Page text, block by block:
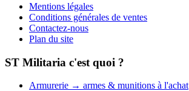
Mentions légales
Conditions générales de ventes
Contactez-nous
Plan du site
ST Militaria c'est quoi ?
Armurerie → armes & munitions à l'achat